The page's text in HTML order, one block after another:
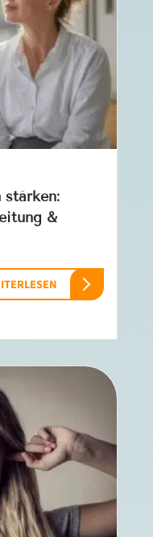
stärken:
&